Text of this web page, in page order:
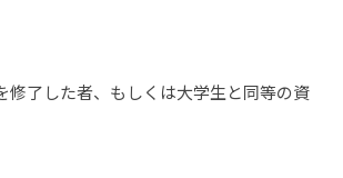
修了した者、もしくは大学生と同等の資